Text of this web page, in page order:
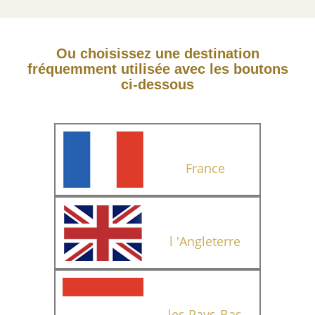
Ou choisissez une destination
fréquemment utilisée avec les boutons
ci-dessous
France
l 'Angleterre